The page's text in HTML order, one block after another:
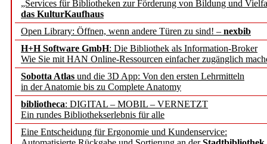
„Services für Bibliotheken zur Förderung von Bildung und
das KulturKaufhaus
Open Library: Öffnen, wenn andere Türen zu sind! – nexbib
H+H Software GmbH: Die Bibliothek als Information-Broker
Wie Sie mit HAN Online-Ressourcen einfacher zugänglich
Sobotta Atlas und die 3D App: Von den ersten Lehrmitteln
in der Anatomie bis zu Complete Anatomy
bibliotheca: DIGITAL – MOBIL – VERNETZT
Ein rundes Bibliothekserlebnis für alle
Eine Entscheidung für Ergonomie und Kundenservice:
Mohr Siebeck
und die Zeitschrift für
Francke Attempto
EBSCO Information
Recherchefunktionen in